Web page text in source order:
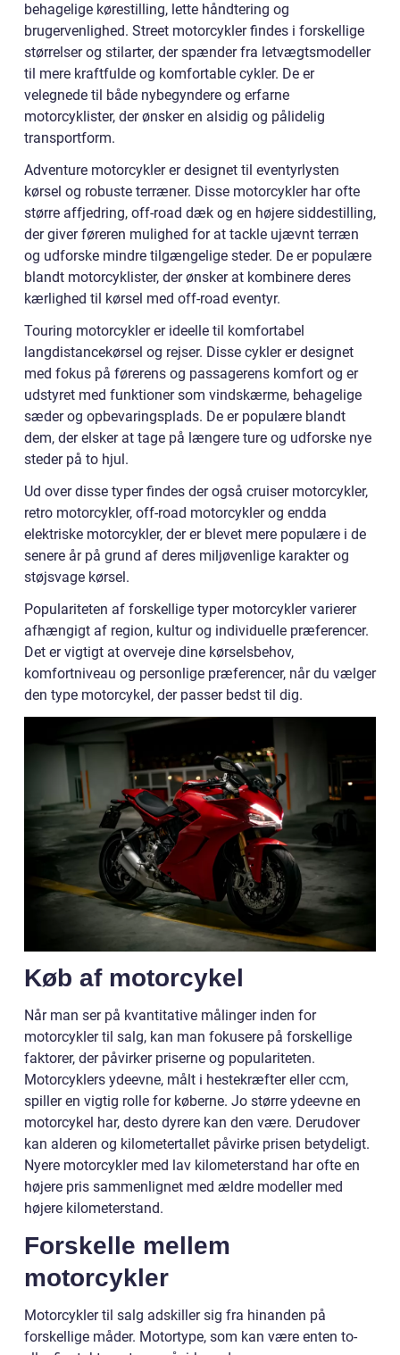
behagelige kørestilling, lette håndtering og
brugervenlighed. Street motorcykler findes i forskellige
størrelser og stilarter, der spænder fra letvægtsmodeller
til mere kraftfulde og komfortable cykler. De er
velegnede til både nybegyndere og erfarne
motorcyklister, der ønsker en alsidig og pålidelig
transportform.
Adventure motorcykler er designet til eventyrlysten
kørsel og robuste terræner. Disse motorcykler har ofte
større affjedring, off-road dæk og en højere siddestilling,
der giver føreren mulighed for at tackle ujævnt terræn
og udforske mindre tilgængelige steder. De er populære
blandt motorcyklister, der ønsker at kombinere deres
kærlighed til kørsel med off-road eventyr.
Touring motorcykler er ideelle til komfortabel
langdistancekørsel og rejser. Disse cykler er designet
med fokus på førerens og passagerens komfort og er
udstyret med funktioner som vindskærme, behagelige
sæder og opbevaringsplads. De er populære blandt
dem, der elsker at tage på længere ture og udforske nye
steder på to hjul.
Ud over disse typer findes der også cruiser motorcykler,
retro motorcykler, off-road motorcykler og endda
elektriske motorcykler, der er blevet mere populære i de
senere år på grund af deres miljøvenlige karakter og
støjsvage kørsel.
Populariteten af ​​forskellige typer motorcykler varierer
afhængigt af region, kultur og individuelle præferencer.
Det er vigtigt at overveje dine kørselsbehov,
komfortniveau og personlige præferencer, når du vælger
den type motorcykel, der passer bedst til dig.
Køb af motorcykel
Når man ser på kvantitative målinger inden for
motorcykler til salg, kan man fokusere på forskellige
faktorer, der påvirker priserne og populariteten.
Motorcyklers ydeevne, målt i hestekræfter eller ccm,
spiller en vigtig rolle for køberne. Jo større ydeevne en
motorcykel har, desto dyrere kan den være. Derudover
kan alderen og kilometertallet påvirke prisen betydeligt.
Nyere motorcykler med lav kilometerstand har ofte en
højere pris sammenlignet med ældre modeller med
højere kilometerstand.
Forskelle mellem
motorcykler
Motorcykler til salg adskiller sig fra hinanden på
forskellige måder. Motortype, som kan være enten to-